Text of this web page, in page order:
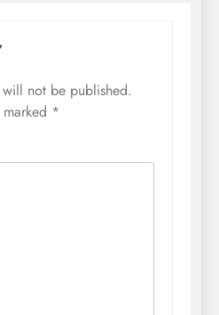
will not be published.
*